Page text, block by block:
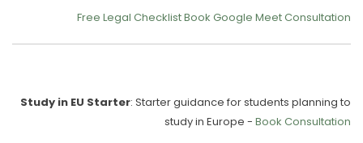
Free Legal ChecklistBook Google Meet Consultation
Study in EU Starter: Starter guidance for students planning to
study in Europe - Book Consultation